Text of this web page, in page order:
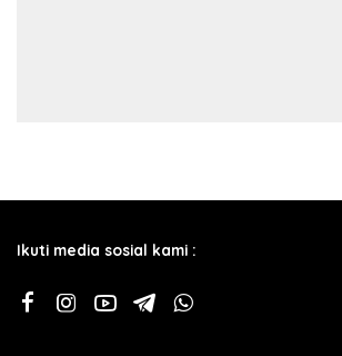
Ikuti media sosial kami :